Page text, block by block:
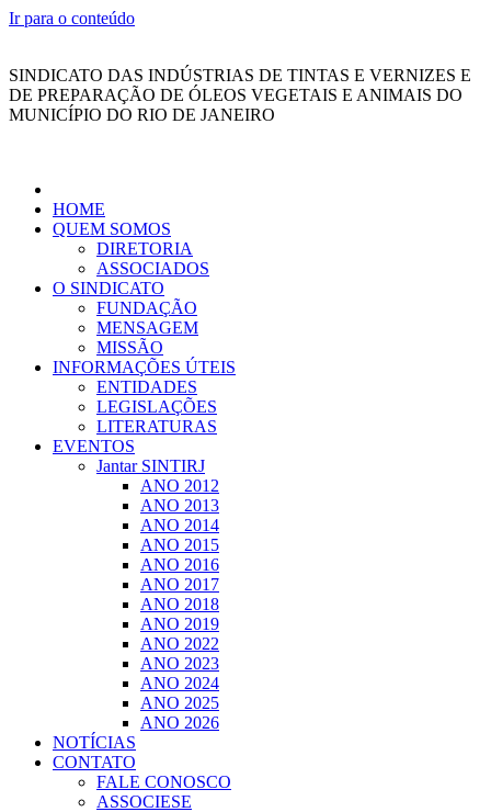
Ir para o conteúdo
SINDICATO DAS INDÚSTRIAS DE TINTAS E VERNIZES E
DE PREPARAÇÃO DE ÓLEOS VEGETAIS E ANIMAIS DO
MUNICÍPIO DO RIO DE JANEIRO
HOME
QUEM SOMOS
DIRETORIA
ASSOCIADOS
O SINDICATO
FUNDAÇÃO
MENSAGEM
MISSÃO
INFORMAÇÕES ÚTEIS
ENTIDADES
LEGISLAÇÕES
LITERATURAS
EVENTOS
Jantar SINTIRJ
ANO 2012
ANO 2013
ANO 2014
ANO 2015
ANO 2016
ANO 2017
ANO 2018
ANO 2019
ANO 2022
ANO 2023
ANO 2024
ANO 2025
ANO 2026
NOTÍCIAS
CONTATO
FALE CONOSCO
ASSOCIESE